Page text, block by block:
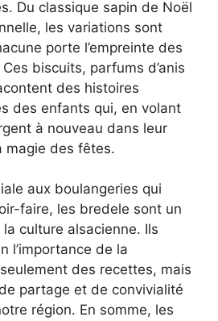
Du classique sapin de Noël
les variations sont
porte l’empreinte des
biscuits, parfums d’anis
des histoires
des enfants qui, en volant
à nouveau dans leur
magie des fêtes.
aux boulangeries qui
faire, les bredele sont un
culture alsacienne. Ils
l’importance de la
des recettes, mais
partage et de convivialité
région. En somme, les